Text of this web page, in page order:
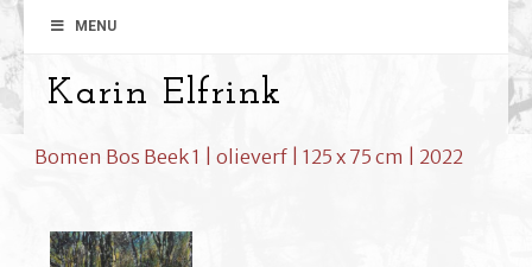
MENU
Karin Elfrink
Bomen Bos Beek 1 | olieverf | 125 x 75 cm | 2022